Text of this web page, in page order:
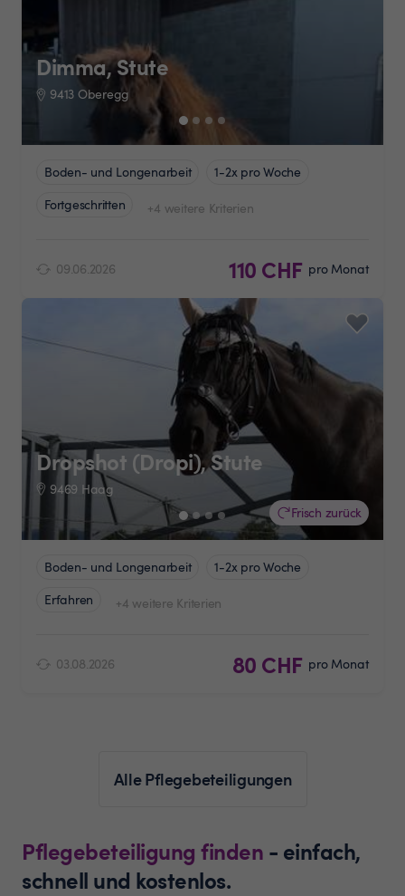
Dimma, Stute
9413 Oberegg
Boden- und Longenarbeit
1-2x pro Woche
Fortgeschritten
+4 weitere Kriterien
09.06.2026 110 CHF pro Monat
Frisch zurück
Dropshot (Dropi), Stute
9469 Haag
Boden- und Longenarbeit
1-2x pro Woche
Erfahren
+4 weitere Kriterien
03.08.2026 80 CHF pro Monat
Alle Pflegebeteiligungen
Pflegebeteiligung finden - einfach,
schnell und kostenlos.